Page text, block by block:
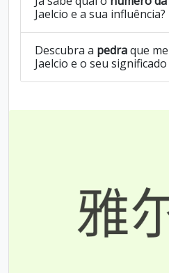
Jaelcio e a sua influência?
Descubra a pedraque
Jaelcio e o seu significado